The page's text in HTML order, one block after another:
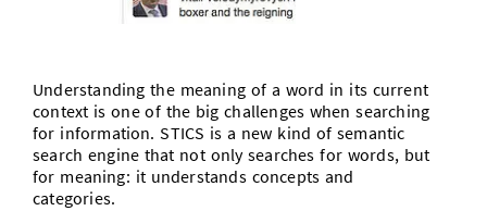
Vom Studium in den Beruf
Bibliothek
Zahlen & Fakten
Kontakt
SIC Merchandise
SIC Podcast
AnsprechpartnerInnen, Personen, Forschungsgruppen
Termine, Vorträge und Veranstaltungen
Alumni
Understanding the meaning of a word in its current
context is one of the big challenges when searching
for information. STICS is a new kind of semantic
search engine that not only searches for words, but
for meaning: it understands concepts and
categories.